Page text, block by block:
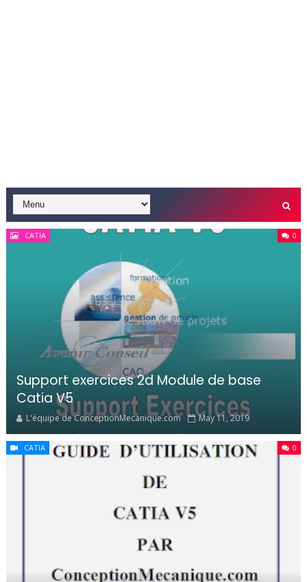
CATIA 0
Support exercices 2d Module de base
Catia V5
L'équipe de ConceptionMecanique.com May 11, 2019
CATIA 0